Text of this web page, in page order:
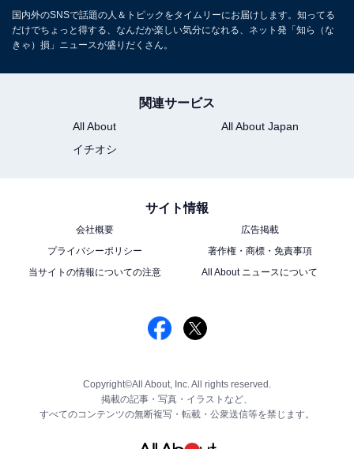
国内外のSNSで話題の人＆トピックをタイムリーにお届けします。知ってる
だけでちょっと得する、なんだか楽しい気分になれる、ネット発「知ら（な
きゃ）損」ニュースが盛りだくさん。
関連サービス
All About
All About Japan
イチオシ
サイト情報
会社概要
広告掲載
プライバシーポリシー
著作権・商標・免責事項
当サイトの情報についての注意
All About ニュースについて
Copyright©All About, Inc. All rights reserved.
掲載の記事・写真・イラストなど、
すべてのコンテンツの無断複写・転載・公衆送信等を禁じます。